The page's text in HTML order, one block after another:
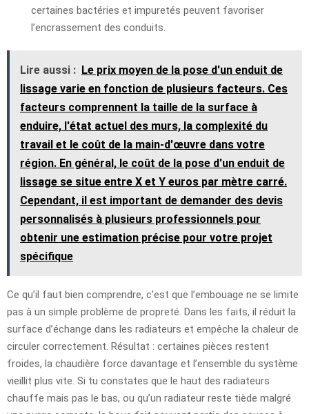
certaines bactéries et impuretés peuvent favoriser
l’encrassement des conduits.
Lire aussi : Le prix moyen de la pose d'un enduit de
lissage varie en fonction de plusieurs facteurs. Ces
facteurs comprennent la taille de la surface à
enduire, l'état actuel des murs, la complexité du
travail et le coût de la main-d'œuvre dans votre
région. En général, le coût de la pose d'un enduit de
lissage se situe entre X et Y euros par mètre carré.
Cependant, il est important de demander des devis
personnalisés à plusieurs professionnels pour
obtenir une estimation précise pour votre projet
spécifique
Ce qu’il faut bien comprendre, c’est que l’embouage ne se limite
pas à un simple problème de propreté. Dans les faits, il réduit la
surface d’échange dans les radiateurs et empêche la chaleur de
circuler correctement. Résultat : certaines pièces restent
froides, la chaudière force davantage et l’ensemble du système
vieillit plus vite. Si tu constates que le haut des radiateurs
chauffe mais pas le bas, ou qu’un radiateur reste tiède malgré